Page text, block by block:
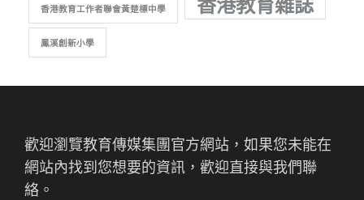
香港教育工作者聯會黃楚標中學
鳳溪創新小學
歡迎瀏覽教育傳媒集團官方網站，如果您未能在
網站內找到您想要的資訊，歡迎直接與我們聯
絡。